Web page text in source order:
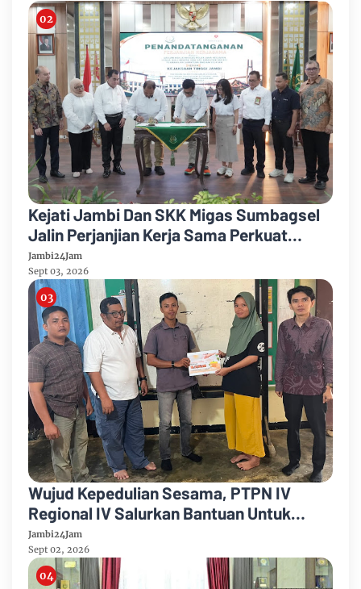
Kejati Jambi Dan SKK Migas Sumbagsel
Jalin Perjanjian Kerja Sama Perkuat
Kepastian Hukum
Jambi24Jam
Sept 03, 2026
Wujud Kepedulian Sesama, PTPN IV
Regional IV Salurkan Bantuan Untuk
Pengobatan Putri Karyawan Pemanen
Jambi24Jam
Sept 02, 2026